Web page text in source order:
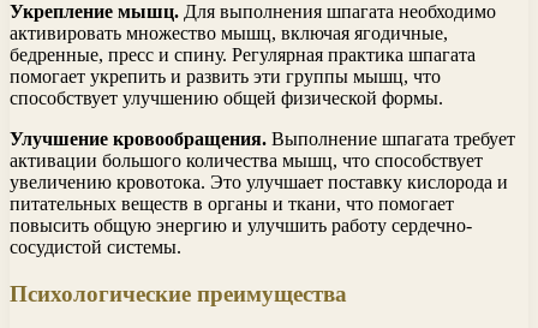
Укрепление мышц. Для выполнения шпагата необходимо
активировать множество мышц, включая ягодичные,
бедренные, пресс и спину. Регулярная практика шпагата
помогает укрепить и развить эти группы мышц, что
способствует улучшению общей физической формы.
Улучшение кровообращения. Выполнение шпагата требует
активации большого количества мышц, что способствует
увеличению кровотока. Это улучшает поставку кислорода и
питательных веществ в органы и ткани, что помогает
повысить общую энергию и улучшить работу сердечно-
сосудистой системы.
Психологические преимущества